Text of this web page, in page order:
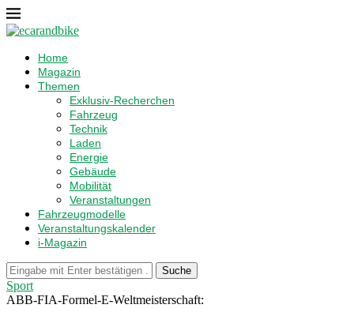
Home
Magazin
Themen
Exklusiv-Recherchen
Fahrzeug
Technik
Laden
Energie
Gebäude
Mobilität
Veranstaltungen
Fahrzeugmodelle
Veranstaltungskalender
i-Magazin
Suche
Sport
ABB-FIA-Formel-E-Weltmeisterschaft: